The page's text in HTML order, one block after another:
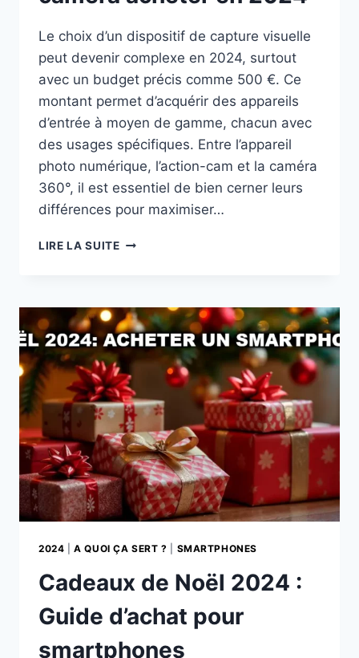
Le choix d’un dispositif de capture visuelle
peut devenir complexe en 2024, surtout
avec un budget précis comme 500 €. Ce
montant permet d’acquérir des appareils
d’entrée à moyen de gamme, chacun avec
des usages spécifiques. Entre l’appareil
photo numérique, l’action-cam et la caméra
360°, il est essentiel de bien cerner leurs
différences pour maximiser…
LIRE LA SUITEAVEC
DE
CAMÉRA
ACHETER
EN
2024
2024 |A QUOI ÇA SERT ? SMARTPHONES
Cadeaux de Noël 2024 :
Guide d’achat pour
smartphones